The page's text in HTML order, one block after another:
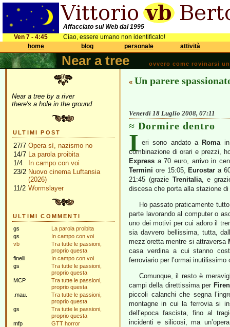
Affacciato sul Web dal 1995
Ven 7 - 4:45
Ciao, essere umano non identificato!
home
blog personale attività
Near a tree ovvero come rovinarsi
Near a tree by a river
there's a hole in the ground
ULTIMI POST
27/7 Opera sì, nazismo no
14/7 La parola proibita
1/4
In campo con voi
23/2 Nuovo cinema Luftansia
(2026)
11/2 Wormslayer
ULTIMI COMMENTI
gs
La parola proibita
gs
In campo con voi
vb
Tra tutte le passioni,
proprio questa
finelli
In campo con voi
gs
Tra tutte le passioni,
proprio questa
MCP
Tra tutte le passioni,
proprio questa
.mau.
Tra tutte le passioni,
proprio questa
gs
Tra tutte le passioni,
proprio questa
mfp
GTT horror
« Un parere
Venerdì 18 Luglio 2008, 07:11
Dormire dentro
I eri sono andato a Romain
combinazione di orari e prezzi,
Express a 70 euro, arrivo in
Termini ore 15:05, Eurostar a
21:45 (grazie Trenitalia, e
discesa che porta alla stazione di
Ho passato praticamente
parte lavorando al computer o
uno dei motivi per cui adoro il
sia davvero bellissima, tutta,
mezz’oretta mentre si attraversa
casa verdina a cui stanno
ferroviario per l’ormai
Comunque, il resto è
campi della direttissima per
piccoli calanchi che segna
montagne in cui la ferrovia si
dell’epoca fascista, fino al
incidenti e silicosi, ma